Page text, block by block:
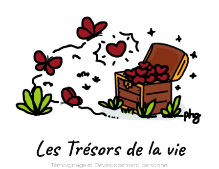
Les Trésors de la vie
Témoignage et Développement personnel